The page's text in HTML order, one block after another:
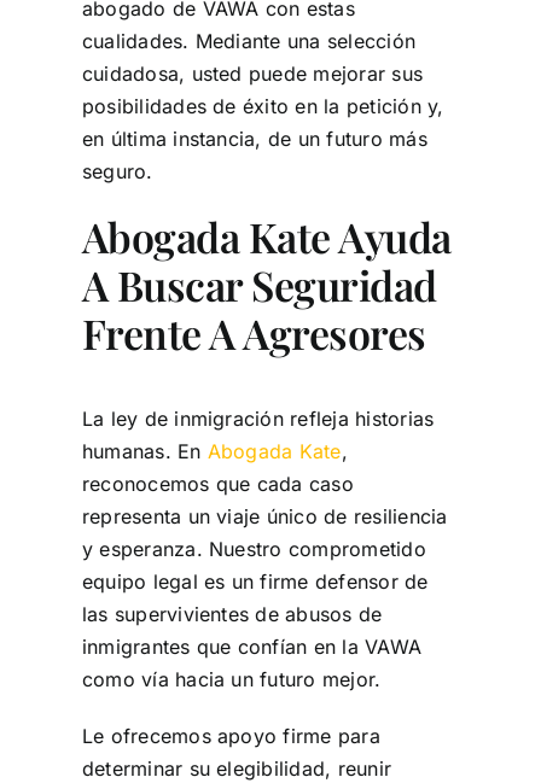
abogado de VAWA con estas
cualidades. Mediante una selección
cuidadosa, usted puede mejorar sus
posibilidades de éxito en la petición y,
en última instancia, de un futuro más
seguro.
Abogada Kate Ayuda
A Buscar Seguridad
Frente A Agresores
La ley de inmigración refleja historias
humanas. En Abogada Kate,
reconocemos que cada caso
representa un viaje único de resiliencia
y esperanza. Nuestro comprometido
equipo legal es un firme defensor de
las supervivientes de abusos de
inmigrantes que confían en la VAWA
como vía hacia un futuro mejor.
Le ofrecemos apoyo firme para
determinar su elegibilidad, reunir